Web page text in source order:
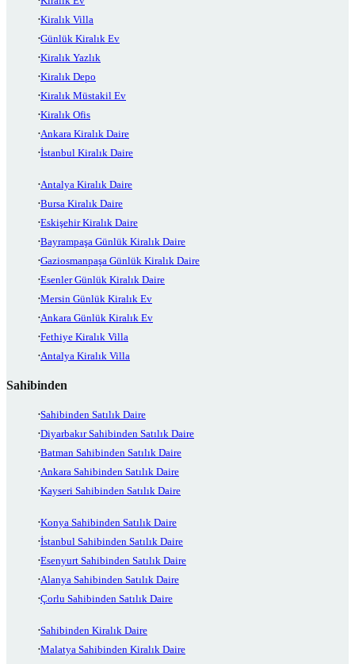
Kiralık Villa
Günlük Kiralık Ev
Kiralık Yazlık
Kiralık Depo
Kiralık Müstakil Ev
Kiralık Ofis
Ankara Kiralık Daire
İstanbul Kiralık Daire
Antalya Kiralık Daire
Bursa Kiralık Daire
Eskişehir Kiralık Daire
Bayrampaşa Günlük Kiralık Daire
Gaziosmanpaşa Günlük Kiralık Daire
Esenler Günlük Kiralık Daire
Mersin Günlük Kiralık Ev
Ankara Günlük Kiralık Ev
Fethiye Kiralık Villa
Antalya Kiralık Villa
Sahibinden
Sahibinden Satılık Daire
Diyarbakır Sahibinden Satılık Daire
Batman Sahibinden Satılık Daire
Ankara Sahibinden Satılık Daire
Kayseri Sahibinden Satılık Daire
Konya Sahibinden Satılık Daire
İstanbul Sahibinden Satılık Daire
Esenyurt Sahibinden Satılık Daire
Alanya Sahibinden Satılık Daire
Çorlu Sahibinden Satılık Daire
Sahibinden Kiralık Daire
Malatya Sahibinden Kiralık Daire